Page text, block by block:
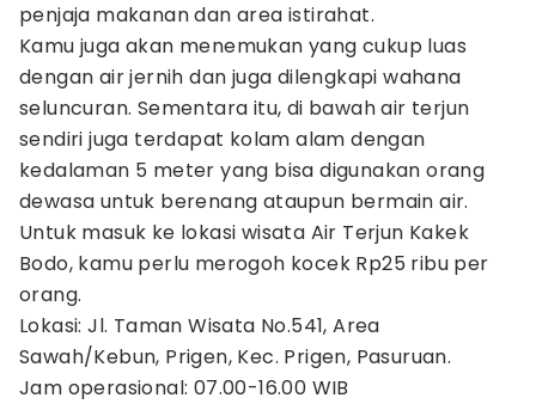
penjaja makanan dan area istirahat.
Kamu juga akan menemukan yang cukup luas
dengan air jernih dan juga dilengkapi wahana
seluncuran. Sementara itu, di bawah air terjun
sendiri juga terdapat kolam alam dengan
kedalaman 5 meter yang bisa digunakan orang
dewasa untuk berenang ataupun bermain air.
Untuk masuk ke lokasi wisata Air Terjun Kakek
Bodo, kamu perlu merogoh kocek Rp25 ribu per
orang.
Lokasi: Jl. Taman Wisata No.541, Area
Sawah/Kebun, Prigen, Kec. Prigen, Pasuruan.
Jam operasional: 07.00-16.00 WIB